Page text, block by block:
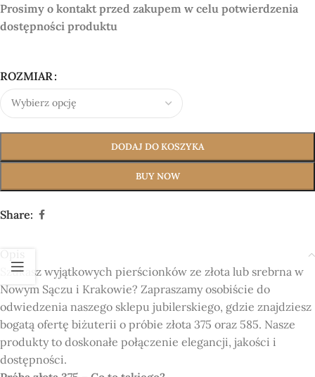
Prosimy o kontakt przed zakupem w celu potwierdzenia
dostępności produktu
ROZMIAR
DODAJ DO KOSZYKA
BUY NOW
Share:
Szukasz wyjątkowych pierścionków ze złota lub srebrna w
Nowym Sączu i Krakowie? Zapraszamy osobiście do
odwiedzenia naszego sklepu jubilerskiego, gdzie znajdziesz
bogatą ofertę biżuterii o próbie złota 375 oraz 585. Nasze
produkty to doskonałe połączenie elegancji, jakości i
dostępności.